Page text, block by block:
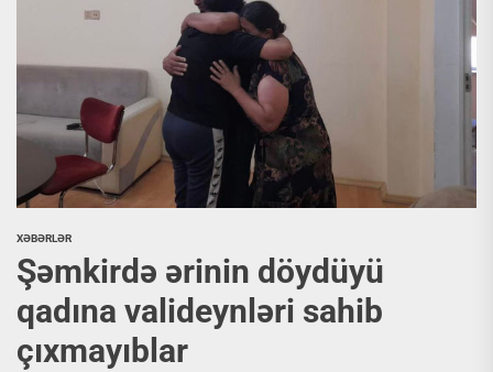
XƏBƏRLƏR
Şəmkirdə ərinin döydüyü
qadına valideynləri sahib
çıxmayıblar